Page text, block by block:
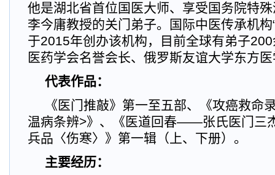
他是湖北省首位国医大师、享受国务院特
李今庸教授的关门弟子。国际中医传承机构
于2015年创办该机构，目前全球有弟子
医药学会名誉会长、俄罗斯友谊大学东方
代表作品：
《医门推敲》第一至五部、《攻癌救命
温病条辨>》、《医道回春——张氏医门三
兵品〈伤寒〉》第一辑（上、下册）。
主要经历：